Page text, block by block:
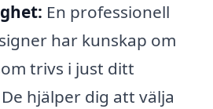
En professionell
har kunskap om
trivs i just ditt
hjälper dig att välja